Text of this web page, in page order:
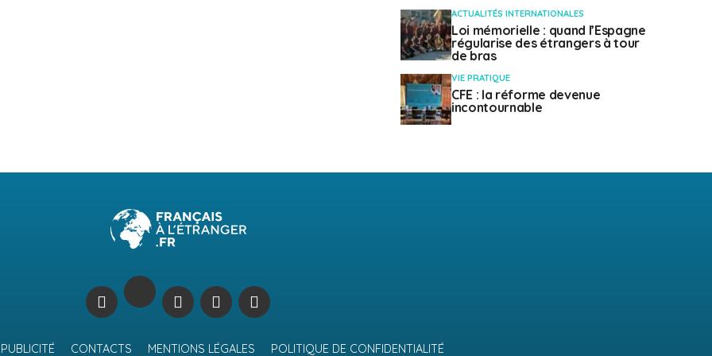
ACTUALITÉS INTERNATIONALES
Loi mémorielle : quand l’Espagne
régularise des étrangers à tour
de bras
VIE PRATIQUE
CFE : la réforme devenue
incontournable
PUBLICITÉ CONTACTS MENTIONS LÉGALES POLITIQUE DE CONFIDENTIALITÉ